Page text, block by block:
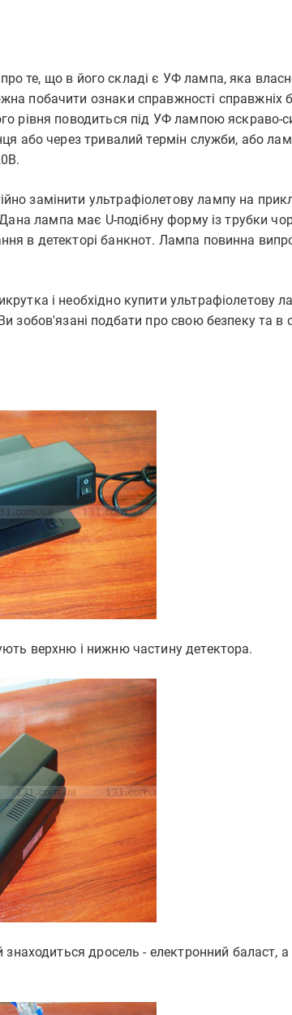
те, що в його складі є УФ лампа, яка
побачити ознаки справжності справжніх
рівня поводиться під УФ лампою яскраво-
або через тривалий термін служби, або
замінити ультрафіолетову лампу на
лампа має U-подібну форму із трубки
в детекторі банкнот. Лампа повинна
і необхідно купити ультрафіолетову
зобов'язані подбати про свою безпеку та в
верхню і нижню частину детектора.
дросель - електронний баласт, а